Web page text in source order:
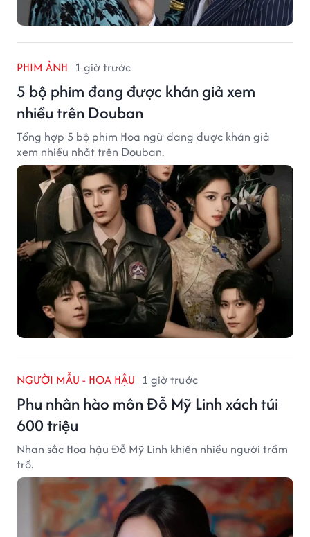
PHIM ẢNH 1 giờ trước
5 bộ phim đang được khán giả xem
nhiều trên Douban
Tổng hợp 5 bộ phim Hoa ngữ đang được khán giả
xem nhiều nhất trên Douban.
NGƯỜI MẪU - HOA HẬU 1 giờ trước
Phu nhân hào môn Đỗ Mỹ Linh xách túi
600 triệu
Nhan sắc Hoa hậu Đỗ Mỹ Linh khiến nhiều người trầm
trồ.